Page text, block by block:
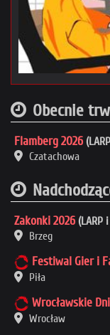
Obecnie
Flamberg 2026
Czatachowa
Zakonki 2026 (LARP i
Brzeg
Festiwal Gier i
Piła
Wrocławskie
Wrocław